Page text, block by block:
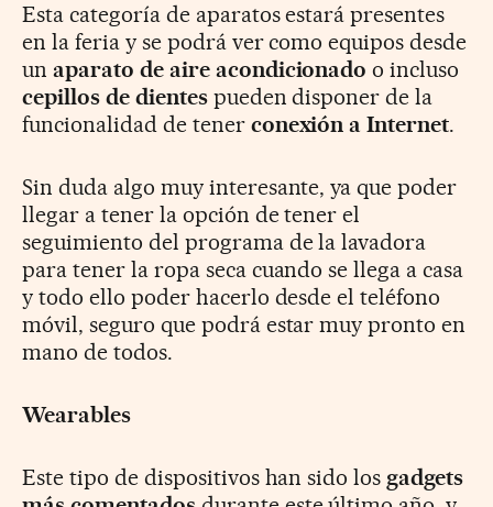
Esta categoría de aparatos estará presentes
en la feria y se podrá ver como equipos desde
un aparato de aire acondicionado o incluso
cepillos de dientespueden disponer de la
funcionalidad de tener conexión a Internet.
Sin duda algo muy interesante, ya que poder
llegar a tener la opción de tener el
seguimiento del programa de la lavadora
para tener la ropa seca cuando se llega a casa
y todo ello poder hacerlo desde el teléfono
móvil, seguro que podrá estar muy pronto en
mano de todos.
Wearables
Este tipo de dispositivos han sido los gadgets